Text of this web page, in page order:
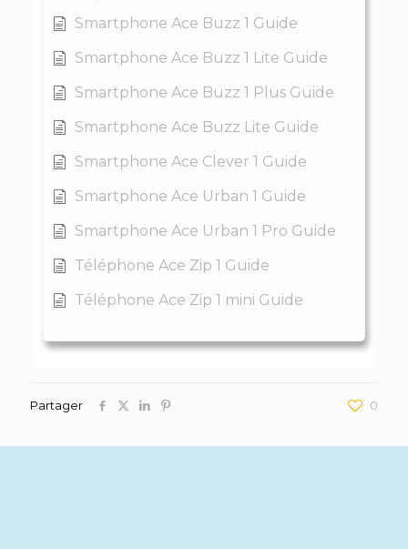
Smartphone Ace Buzz 1 Guide
Smartphone Ace Buzz 1 Lite Guide
Smartphone Ace Buzz 1 Plus Guide
Smartphone Ace Buzz Lite Guide
Smartphone Ace Clever 1 Guide
Smartphone Ace Urban 1 Guide
Smartphone Ace Urban 1 Pro Guide
Téléphone Ace Zip 1 Guide
Téléphone Ace Zip 1 mini Guide
Partager 0